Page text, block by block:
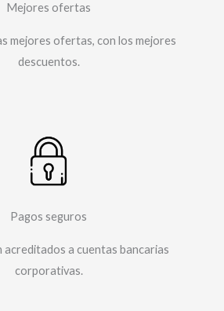
Mejores ofertas
mejores ofertas, con los mejores
descuentos.​
Pagos seguros
acreditados a cuentas bancarias
corporativas.​